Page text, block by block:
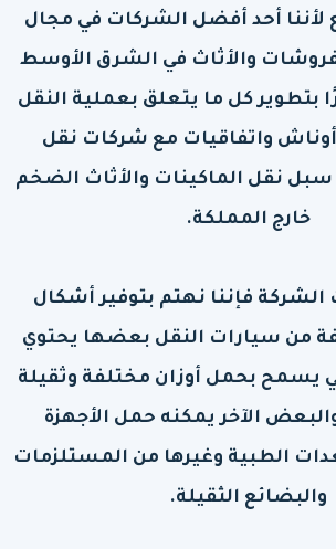
لأننا أحد أفضل الشركات في مجال
والأثاث في الشرق الأوسط
بتطوير كل ما يتعلق بعملية النقل
واتفاقيات مع شركات نقل
سبل نقل الماكينات والأثاث الضخم
خارج المملكة.
فإننا نهتم بتوفير أشكال
من سيارات النقل بعضها يحتوي
يسمح بحمل أوزان مختلفة وثقيلة
الآخر يمكنه حمل الأجهزة
الطبية وغيرها من المستلزمات
والبضائع الثقيلة.